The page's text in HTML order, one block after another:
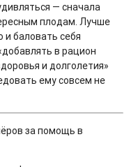
— сначала
плодам. Лучше
и баловать себя
в рацион
и долголетия»
ему совсем не
за помощь в